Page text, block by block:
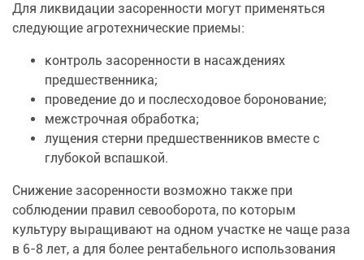
Для ликвидации засоренности могут применяться
следующие агротехнические приемы:
контроль засоренности в насаждениях
предшественника;
проведение до и послесходовое боронование;
межстрочная обработка;
лущения стерни предшественников вместе с
глубокой вспашкой.
Снижение засоренности возможно также при
соблюдении правил севооборота, по которым
культуру выращивают на одном участке не чаще раза
в 6-8 лет, а для более рентабельного использования